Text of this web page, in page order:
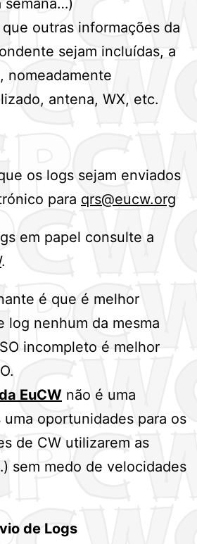
semana…)
outras informações da
sejam incluídas, a
nomeadamente
antena, WX, etc.
os logs sejam enviados
para qrs@eucw.org
em papel consulte a
.
é que é melhor
log nenhum da mesma
incompleto é melhor
EuCW não é uma
oportunidades para os
de CW utilizarem as
sem medo de velocidades
de Logs